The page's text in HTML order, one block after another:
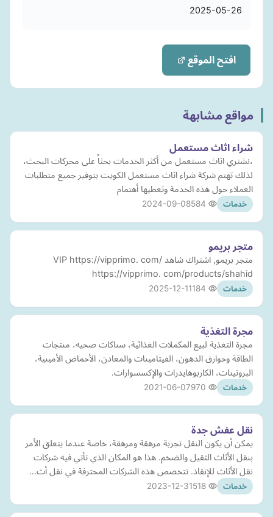
2025-05-26
افتح الموقع
مواقع مشابهة
شراء اثاث مستعمل
،نشتري اثاث مستعمل من أكثر الخدمات بحثاً على محركات البحث،
لذلك تهتم شركة شراء اثاث مستعمل الكويت بتوفير جميع متطلبات
العملاء حول هذه الخدمة وتعطيها أهتمام
خدمات 2024-09-08
متجر بريمو
متجر بريمو, اشتراك شاهد VIP https://vipprimo. com/
https://vipprimo. com/products/shahid
خدمات 2025-12-11
مجرة التغذية
مجرة التغذية لبيع المكملات الغذائية، سناكات صحيه، منتجات
الطاقة وحوارق الدهون، الفيتامينات والمعادن، الأحماض الأمينية،
البروتينات، الكاربوهايدرات والإكسسوارات.
خدمات 2021-06-07
نقل عفش جدة
يمكن أن يكون النقل تجربة مرهقة ومرهقة، خاصة عندما يتعلق الأمر
بنقل الأثاث الثقيل والضخم. هذا هو المكان الذي تأتي فيه شركات
نقل الأثاث للإنقاذ. تتخصص هذه الشركات المحترفة في نقل أث…
خدمات 2023-12-31